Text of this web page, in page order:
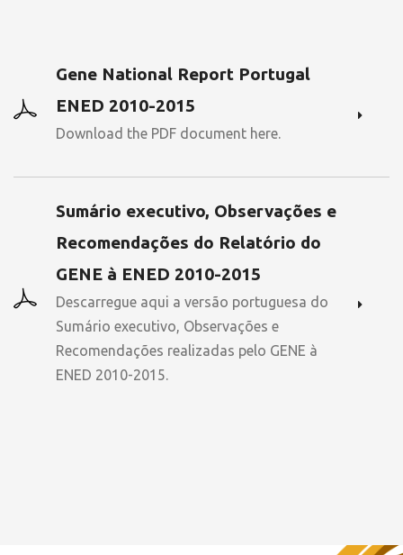
Gene National Report Portugal
ENED 2010-2015
Download the PDF document here.
Sumário executivo, Observações e
Recomendações do Relatório do
GENE à ENED 2010-2015
Descarregue aqui a versão portuguesa do
Sumário executivo, Observações e
Recomendações realizadas pelo GENE à
ENED 2010-2015.